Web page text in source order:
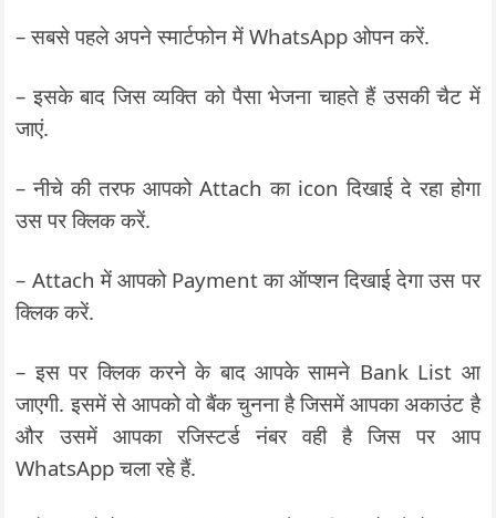
– सबसे पहले अपने स्मार्टफोन में WhatsApp ओपन करें.
– इसके बाद जिस व्यक्ति को पैसा भेजना चाहते हैं उसकी चैट में
जाएं.
– नीचे की तरफ आपको Attach का icon दिखाई दे रहा होगा
उस पर क्लिक करें.
– Attach में आपको Payment का ऑप्शन दिखाई देगा उस पर
क्लिक करें.
– इस पर क्लिक करने के बाद आपके सामने Bank List आ
जाएगी. इसमें से आपको वो बैंक चुनना है जिसमें आपका अकाउंट है
और उसमें आपका रजिस्टर्ड नंबर वही है जिस पर आप
WhatsApp चला रहे हैं.